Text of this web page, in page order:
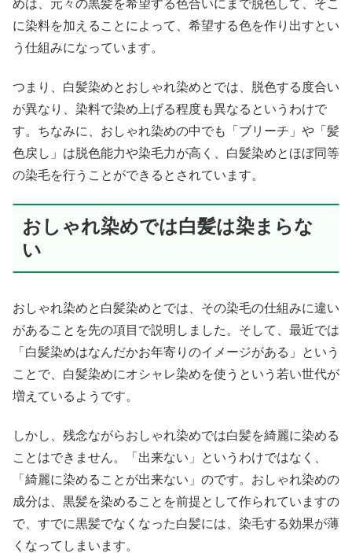
めは、元々の黒髪を希望する色合いにまで脱色して、そこ
に染料を加えることによって、希望する色を作り出すとい
う仕組みになっています。
つまり、白髪染めとおしゃれ染めとでは、脱色する度合い
が異なり、染料で染め上げる程度も異なるというわけで
す。ちなみに、おしゃれ染めの中でも「ブリーチ」や「髪
色戻し」は脱色能力や染毛力が高く、白髪染めとほぼ同等
の染毛を行うことができるとされています。
おしゃれ染めでは白髪は染まらな
い
おしゃれ染めと白髪染めとでは、その染毛の仕組みに違い
があることを先の項目で説明しました。そして、最近では
「白髪染めはなんだかお年寄りのイメージがある」という
ことで、白髪染めにオシャレ染めを使うという若い世代が
増えているようです。
しかし、残念ながらおしゃれ染めでは白髪を綺麗に染める
ことはできません。「出来ない」というわけではなく、
「綺麗に染めることが出来ない」のです。おしゃれ染めの
成分は、黒髪を染めることを前提として作られていますの
で、すでに黒髪でなくなった白髪には、染毛する効果が薄
くなってしまいます。